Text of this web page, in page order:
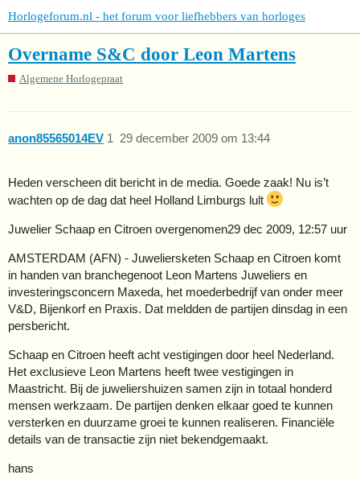
Horlogeforum.nl - het forum voor liefhebbers van horloges
Overname S&C door Leon Martens
Algemene Horlogepraat
anon85565014EV 29 december 2009 om 13:44
1
Heden verscheen dit bericht in de media. Goede zaak! Nu is’t
wachten op de dag dat heel Holland Limburgs lult
Juwelier Schaap en Citroen overgenomen29 dec 2009, 12:57 uur
AMSTERDAM (AFN) - Juweliersketen Schaap en Citroen komt
in handen van branchegenoot Leon Martens Juweliers en
investeringsconcern Maxeda, het moederbedrijf van onder meer
V&D, Bijenkorf en Praxis. Dat meldden de partijen dinsdag in een
persbericht.
Schaap en Citroen heeft acht vestigingen door heel Nederland.
Het exclusieve Leon Martens heeft twee vestigingen in
Maastricht. Bij de juweliershuizen samen zijn in totaal honderd
mensen werkzaam. De partijen denken elkaar goed te kunnen
versterken en duurzame groei te kunnen realiseren. Financiële
details van de transactie zijn niet bekendgemaakt.
hans